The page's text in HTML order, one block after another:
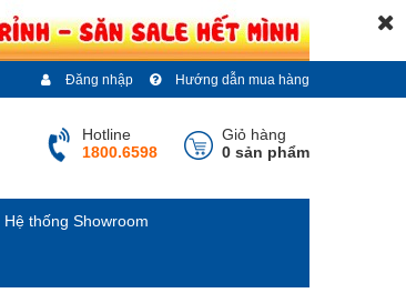
Hướng dẫn mua hàng
Đăng nhập
Giỏ hàng
0 sản phẩm
Hotline
1800.6598
Hệ thống Showroom